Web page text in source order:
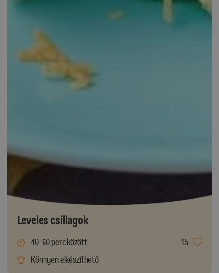
Leveles csillagok
40-60 perc között
15
Könnyen elkészíthető